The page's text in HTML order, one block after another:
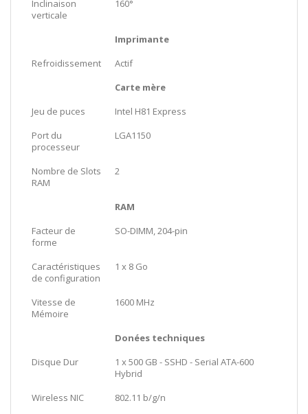
Inclinaison
verticale
160°
Imprimante
Refroidissement
Actif
Carte mère
Jeu de puces
Intel H81 Express
Port du
processeur
LGA1150
Nombre de Slots
RAM
2
RAM
Facteur de
forme
SO-DIMM, 204-pin
Caractéristiques
de configuration
1 x 8 Go
Vitesse de
Mémoire
1600 MHz
Donées techniques
Disque Dur
1 x 500 GB - SSHD - Serial ATA-600
Hybrid
Wireless NIC
802.11 b/g/n